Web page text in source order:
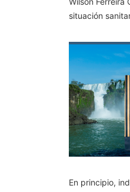
situación
En principio,